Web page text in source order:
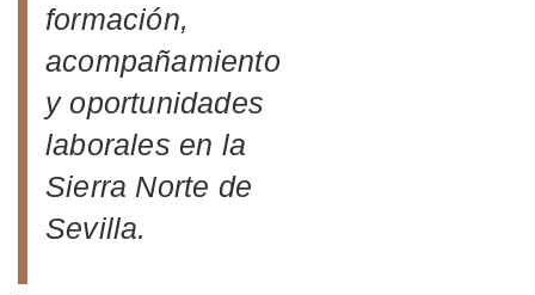
formación,
acompañamiento
y oportunidades
laborales en la
Sierra Norte de
Sevilla.